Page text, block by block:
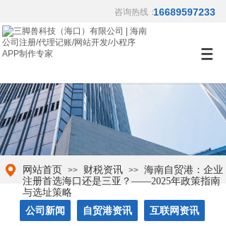
咨询热线：16689597233
网站首页 >> 财税资讯 >> 海南自贸港：企业
注册首选海口还是三亚？——2025年政策指南
与选址策略
公司新闻 自贸港资讯 互联网资讯